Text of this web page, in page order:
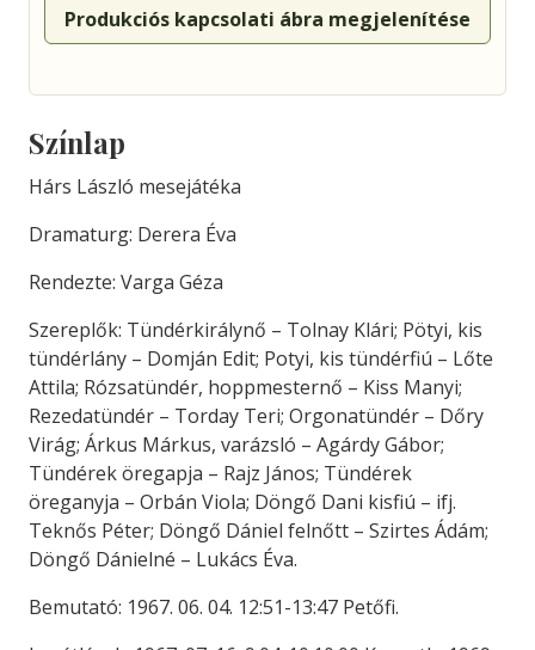
Produkciós kapcsolati ábra megjelenítése
Színlap
Hárs László mesejátéka
Dramaturg: Derera Éva
Rendezte: Varga Géza
Szereplők: Tündérkirálynő – Tolnay Klári; Pötyi, kis
tündérlány – Domján Edit; Potyi, kis tündérfiú – Lőte
Attila; Rózsatündér, hoppmesternő – Kiss Manyi;
Rezedatündér – Torday Teri; Orgonatündér – Dőry
Virág; Árkus Márkus, varázsló – Agárdy Gábor;
Tündérek öregapja – Rajz János; Tündérek
öreganyja – Orbán Viola; Döngő Dani kisfiú – ifj.
Teknős Péter; Döngő Dániel felnőtt – Szirtes Ádám;
Döngő Dánielné – Lukács Éva.
Bemutató: 1967. 06. 04. 12:51-13:47 Petőfi.